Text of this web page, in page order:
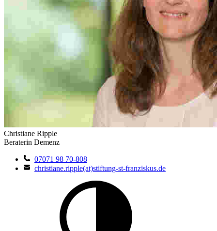
Christiane Ripple
Beraterin Demenz
07071 98 70-808
christiane.ripple(at)stiftung-st-franziskus.de